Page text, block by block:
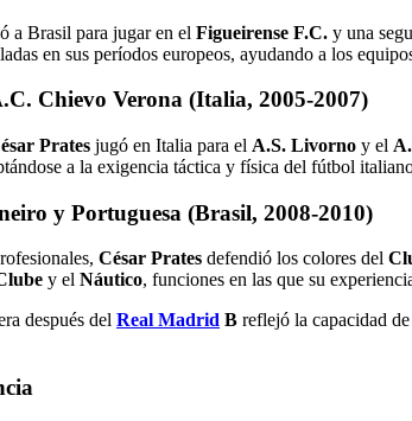
a Brasil para jugar en el Figueirense F.C. y una
en sus períodos europeos, ayudando a los
Chievo Verona (Italia, 2005-2007)
Prates jugó en Italia para el A.S. Livorno y el
a la exigencia táctica y física del fútbol
y Portuguesa (Brasil, 2008-2010)
César Prates defendió los colores del
y el Náutico, funciones en las que su
después del Real Madrid B reflejó la capacidad de